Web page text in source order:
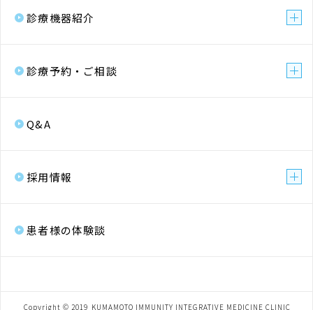
診療機器紹介
診療予約・ご相談
Q&A
採用情報
患者様の体験談
Copyright ©︎ 2019 KUMAMOTO IMMUNITY INTEGRATIVE MEDICINE CLINIC